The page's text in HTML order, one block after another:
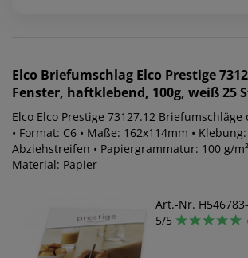
Elco Briefumschlag Elco Prestige
Fenster, haftklebend, 100g, weiß 25
Elco Elco Prestige 73127.12 Briefumschläge
• Format: C6 • Maße: 162x114mm •
Abziehstreifen • Papiergrammatur: 100 g/
Material: Papier
Art.-Nr.
5/5